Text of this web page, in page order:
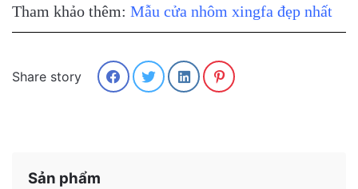
Tham khảo thêm: Mẫu cửa nhôm xingfa đẹp nhất
Share story
Sản phẩm